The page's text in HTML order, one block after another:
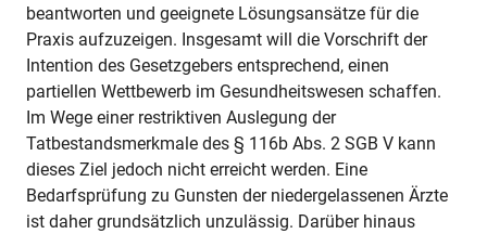
beantworten und geeignete Lösungsansätze für die
Praxis aufzuzeigen. Insgesamt will die Vorschrift der
Intention des Gesetzgebers entsprechend, einen
partiellen Wettbewerb im Gesundheitswesen schaffen.
Im Wege einer restriktiven Auslegung der
Tatbestandsmerkmale des § 116b Abs. 2 SGB V kann
dieses Ziel jedoch nicht erreicht werden. Eine
Bedarfsprüfung zu Gunsten der niedergelassenen Ärzte
ist daher grundsätzlich unzulässig. Darüber hinaus